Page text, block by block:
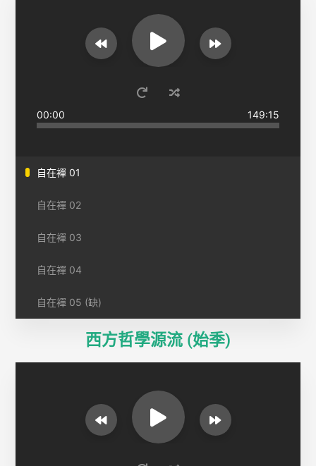
00:00 149:15
自在襌 01
自在襌 02
自在襌 03
自在襌 04
自在襌 05 (缺)
西方哲學源流 (始季)